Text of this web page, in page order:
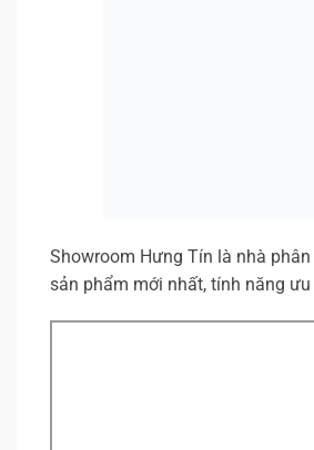
Showroom Hưng Tín là nhà
sản phẩm mới nhất, tính năng